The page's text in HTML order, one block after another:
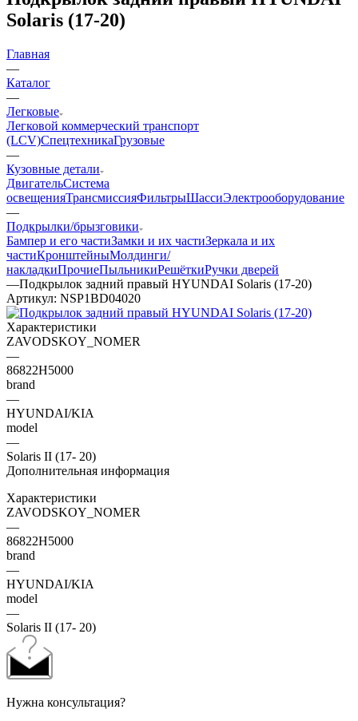
Solaris (17-20)
Главная
—
Каталог
—
Легковые
Легковой коммерческий транспорт
(LCV)СпецтехникаГрузовые
—
Кузовные детали
ДвигательСистема
освещенияТрансмиссияФильтрыШассиЭлектрооборудование
—
Подкрылки/брызговики
Бампер и его частиЗамки и их частиЗеркала и их
частиКронштейныМолдинги/
накладкиПрочиеПыльникиРешёткиРучки дверей
—Подкрылок задний правый HYUNDAI Solaris (17-20)
Артикул: NSP1BD04020
Характеристики
ZAVODSKOY_NOMER
—
86822H5000
brand
—
HYUNDAI/KIA
model
—
Solaris II (17- 20)
Дополнительная информация
Характеристики
ZAVODSKOY_NOMER
—
86822H5000
brand
—
HYUNDAI/KIA
model
—
Solaris II (17- 20)
Нужна консультация?